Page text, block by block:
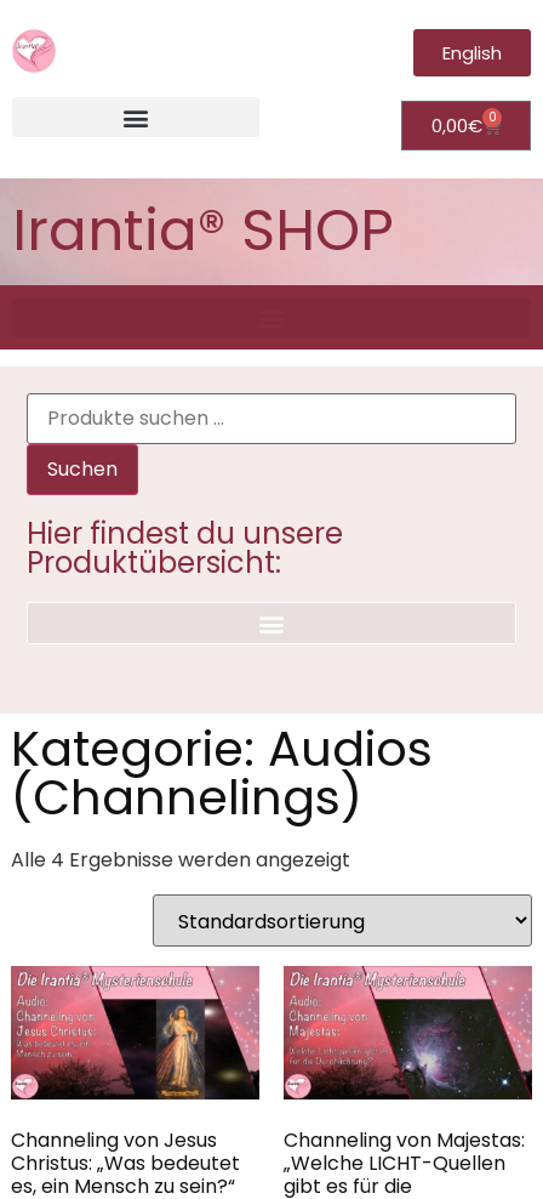
English
0,00€ 0
Irantia® SHOP
Suchen
Hier findest du unsere
Produktübersicht:
Kategorie: Audios
(Channelings)
Alle 4 Ergebnisse werden angezeigt
Channeling von Jesus
Christus: „Was bedeutet
es, ein Mensch zu sein?“
Channeling von Majestas:
„Welche LICHT-Quellen
gibt es für die